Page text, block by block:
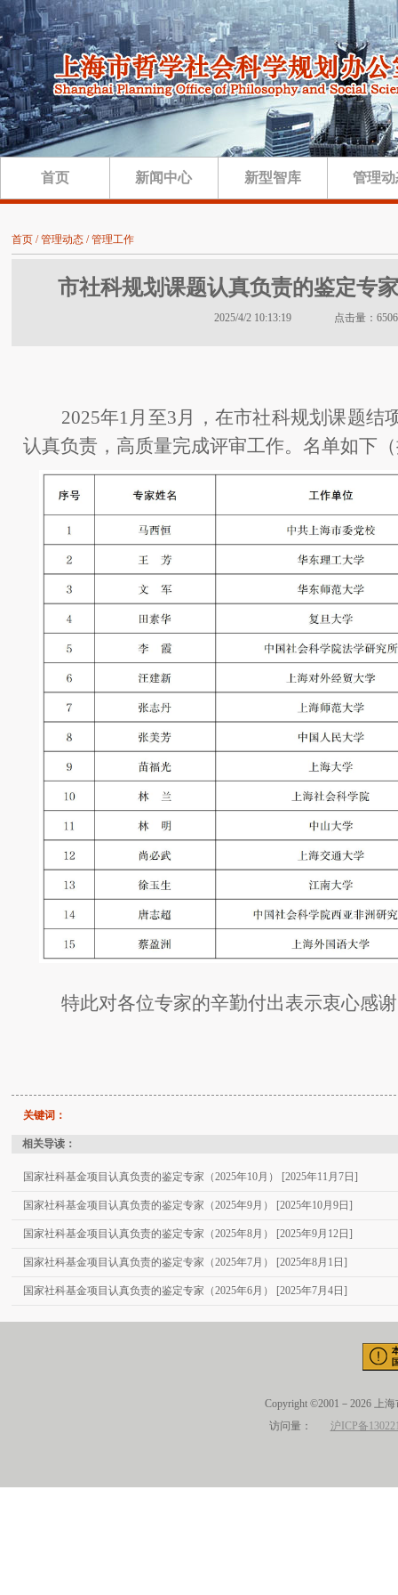
首页 新闻中心 新型智库 管理
首页 / 管理动态 / 管理工作
市社科规划课题认真负责的鉴定专
2025/4/2 10:13:19 点击量：6506
2025年1 月至3月 ， 在市社科规划课题结
认真负责 ， 高质量完成评审工作。 名单如下
特此对各位专家的辛勤付出表示衷心感
关键词：
相关导读：
国家社科基金项目认真负责的鉴定专家（2025年10月） [2025年11月7日]
国家社科基金项目认真负责的鉴定专家（2025年9月） [2025年10月9日]
国家社科基金项目认真负责的鉴定专家（2025年8月） [2025年9月12日]
国家社科基金项目认真负责的鉴定专家（2025年7月） [2025年8月1日]
国家社科基金项目认真负责的鉴定专家（2025年6月） [2025年7月4日]
Copyright ©2001－2026 上
访问量： 沪ICP备